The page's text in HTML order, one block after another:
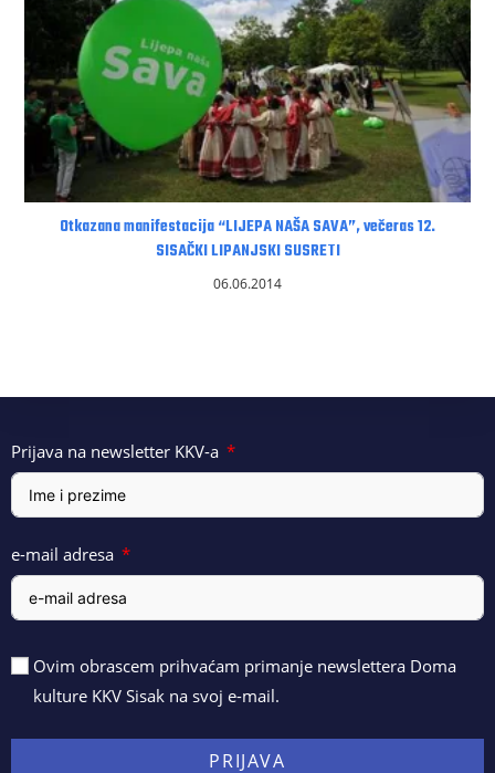
Otkazana manifestacija “LIJEPA NAŠA SAVA”, večeras 12.
SISAČKI LIPANJSKI SUSRETI
06.06.2014
Prijava na newsletter KKV-a
e-mail adresa
Ovim obrascem prihvaćam primanje newslettera Doma
kulture KKV Sisak na svoj e-mail.
PRIJAVA